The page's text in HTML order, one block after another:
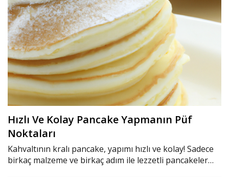
Hızlı Ve Kolay Pancake Yapmanın Püf
Noktaları
Kahvaltının kralı pancake, yapımı hızlı ve kolay! Sadece
birkaç malzeme ve birkaç adım ile lezzetli pancakeler…